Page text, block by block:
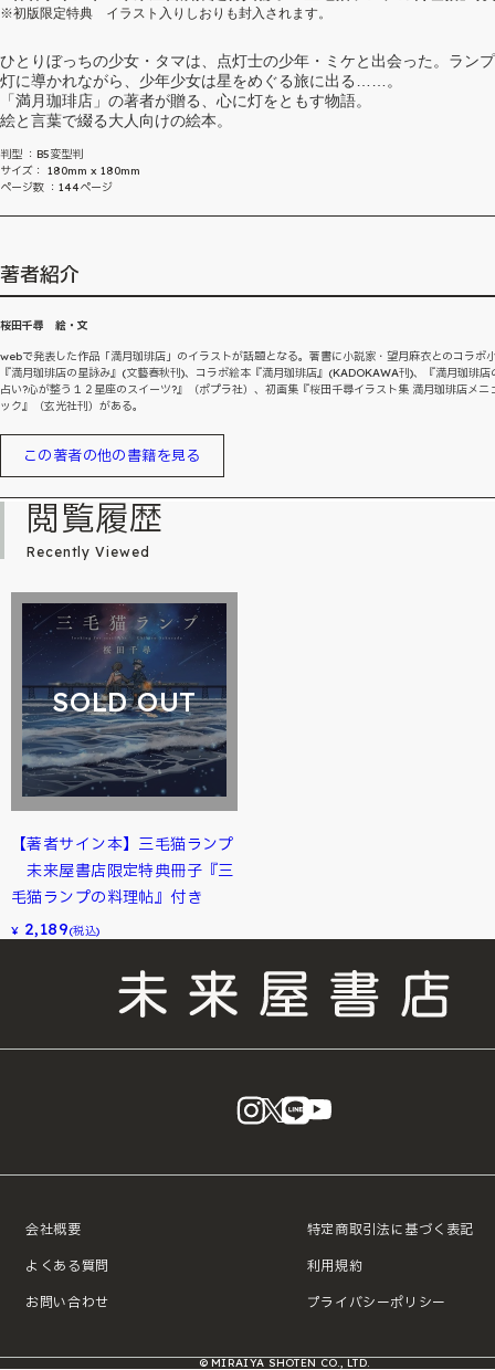
※初版限定特典 イラスト入りしおりも封入されます。
ひとりぼっちの少女・タマは、点灯士の少年・ミケと出会った。ラン
灯に導かれながら、少年少女は星をめぐる旅に出る……。
「満月珈琲店」の著者が贈る、心に灯をともす物語。
絵と言葉で綴る大人向けの絵本。
判型 ：B5変型判
サイズ： 180mm x 180mm
ページ数 ：144ページ
著者紹介
桜田千尋 絵・文
webで発表した作品「満月珈琲店」のイラストが話題となる。著書に小説家・望月麻衣とのコラボ
『満月珈琲店の星詠み』(文藝春秋刊)、コラボ絵本『満月珈琲店』(KADOKAWA刊)、『満月珈琲店
占い?心が整う１２星座のスイーツ?』（ポプラ社）、初画集『桜田千尋イラスト集 満月珈琲店メニ
ック』（玄光社刊）がある。
この著者の他の書籍を見る
閲覧履歴
Recently Viewed
SOLD OUT
【著者サイン本】三毛猫ランプ
未来屋書店限定特典冊子『三
毛猫ランプの料理帖』付き
¥ 2,189(税込)
instagram
X LINE
会社概要
よくある質問
お問い合わせ
特定商取引法に基づく表記
利用規約
プライバシーポリシー
© MIRAIYA SHOTEN CO., LTD.